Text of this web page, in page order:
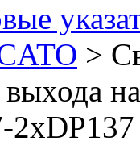
>
выхода